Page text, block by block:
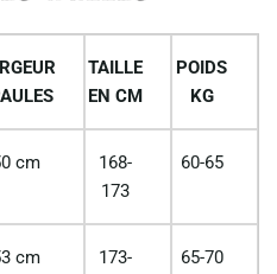
TAILLE
EN CM
POIDS
KG
cm
168-
173
60-65
cm
173-
65-70